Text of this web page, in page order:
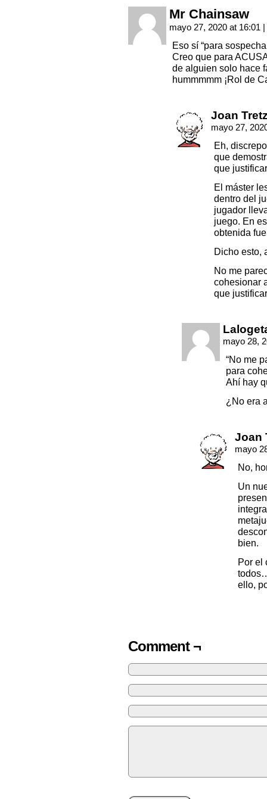
Mr Chainsaw
mayo 27, 2020 at 16:01 |
Eso sí “para
Creo que para
de alguien solo hace
hummmmm ¡Rol de
Joan
mayo 27,
Eh,
que
que
El máster
dentro del
jugador
juego. En
obtenida
Dicho esto,
No me
cohesionar
que
mayo 28,
“No me
para
Ahí hay
¿No era
Joan
mayo
No,
Un
bien.
Por el
ello,
Comment ¬